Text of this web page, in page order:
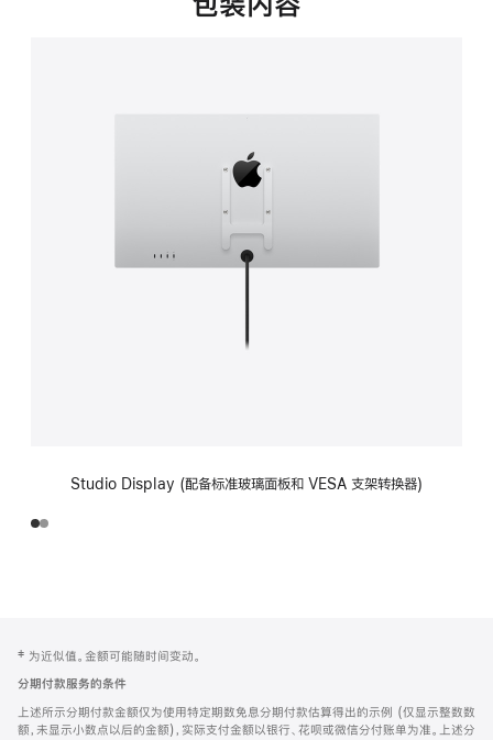
中
Studio Display (配备标准玻璃面板和 VESA 支架转换器)
页
页
脚
注
‡ 为近似值。金额可能随时间变动。
分期付款服务的条件
上述所示分期付款金额仅为使用特定期数免息分期付款估算得出的示例 (仅显示整数数
额，未显示小数点以后的金额)，实际支付金额以银行、花呗或微信分付账单为准。上述分